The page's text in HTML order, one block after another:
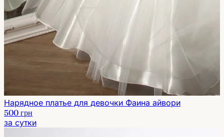
Нарядное платье для девочки Фаина айвори
500 грн
за сутки